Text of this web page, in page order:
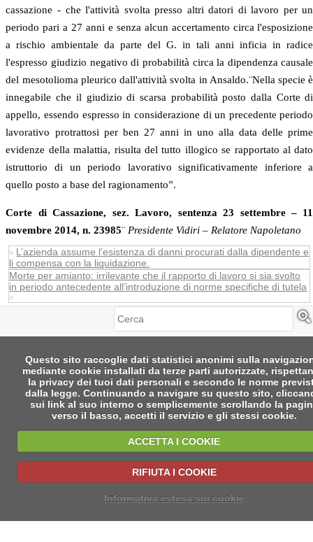
cassazione - che l'attività svolta presso altri datori di lavoro per un
periodo pari a 27 anni e senza alcun accertamento circa l'esposizione
a rischio ambientale da parte del G. in tali anni inficia in radice
l'espresso giudizio negativo di probabilità circa la dipendenza causale
del mesotolioma pleurico dall'attività svolta in Ansaldo.¨Nella specie è
innegabile che il giudizio di scarsa probabilità posto dalla Corte di
appello, essendo espresso in considerazione di un precedente periodo
lavorativo protrattosi per ben 27 anni in uno alla data delle prime
evidenze della malattia, risulta del tutto illogico se rapportato al dato
istruttorio di un periodo lavorativo significativamente inferiore a
quello posto a base del ragionamento”.
Corte di Cassazione, sez. Lavoro, sentenza 23 settembre – 11
novembre 2014, n. 23985¨ Presidente Vidiri – Relatore Napoletano
« L’azienda assume l’esistenza di danni procurati dalla dipendente e
li compensa con la liquidazione.
Morte per amianto: irrilevante che il rapporto di lavoro si sia svolto
in periodo antecedente all’introduzione di norme specifiche di tutela
»
Cerca
Questo sito raccoglie dati statistici anonimi sulla
mediante cookie installati da terze parti autorizzate,
la privacy dei tuoi dati personali e secondo le norme
dalla legge. Continuando a navigare su questo sito,
sui link al suo interno o semplicemente scrollando la
verso il basso, accetti il servizio e gli stessi cookie.
ACCETTA I COOKIE
RIFIUTA I COOKIE
Informativa estesa sui cookie